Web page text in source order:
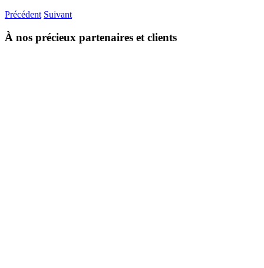
Précédent Suivant
À nos précieux partenaires et clients